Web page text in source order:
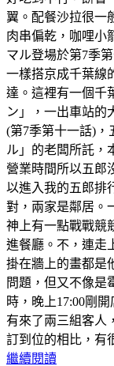
翼。配餐沙拉很一
肉串偏乾，咖哩小
マル登場於第7季
一樣搭京成千葉線
達。這裡有一個千
ン」，一出車站的
(第7季第十一話)，
ル」的老闆所託，
營業時間所以五郎
以進入我的五郎排
對，兩家是鄰居。
神上有一點戰戰競
進餐廳。不，連走
掛在牆上的畫都是
問題，但又不像是
時，晚上17:00剛
有來了兩三組客人
訂到位的相比，有
繼續閱讀